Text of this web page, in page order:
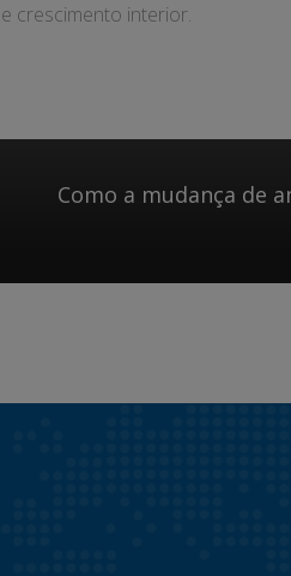
crescimento interior.
Como a mudança de